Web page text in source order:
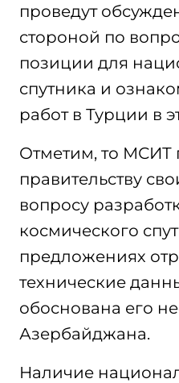
проведут
стороной по
позиции для
спутника и
работ в Турции в
Отметим, то МСИТ
правительству
вопросу
космического
предложениях
технические
обоснована его
Азербайджана.
Наличие